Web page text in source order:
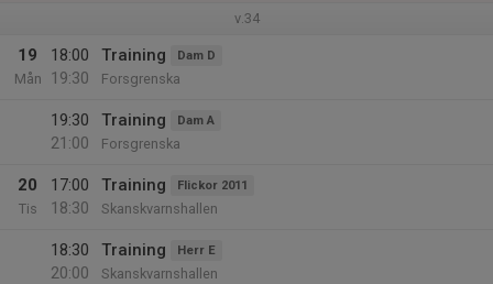
v.34
19
Mån
18:00
19:30
Training Dam D
Forsgrenska
19:30
21:00
Training Dam A
Forsgrenska
20
Tis
17:00
18:30
Training Flickor 2011
Skanskvarnshallen
18:30
20:00
Training Herr E
Skanskvarnshallen